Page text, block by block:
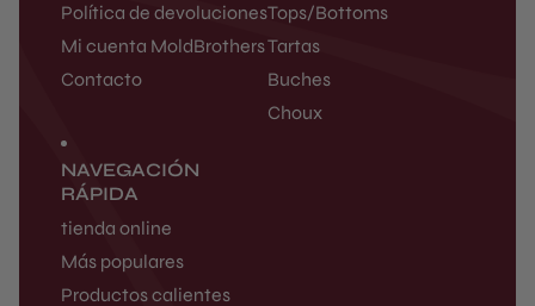
Política de devoluciones
Mi cuenta MoldBrothers
Contacto
Tops/Bottoms
Tartas
Buches
Choux
NAVEGACIÓN
RÁPIDA
tienda online
Más populares
Productos calientes